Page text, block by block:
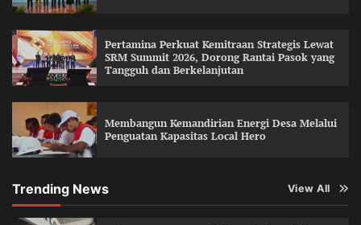
Pertamina Perkuat Kemitraan Strategis Lewat
SRM Summit 2026, Dorong Rantai Pasok yang
Tangguh dan Berkelanjutan
Membangun Kemandirian Energi Desa Melalui
Penguatan Kapasitas Local Hero
Trending News View All